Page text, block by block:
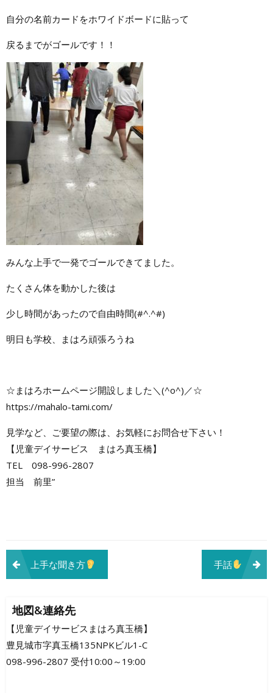
自分の名前カードをホワイドボードに貼って
戻るまでがゴールです！！
みんな上手で一発でゴールできてました。
たくさん体を動かした後は
少し時間があったので自由時間(#^.^#)
明日も学校、まはろ頑張ろうね
☆まはろホームページ開設しました＼(^o^)／☆
https://mahalo-tami.com/
見学など、ご要望の際は、お気軽にお問合せ下さい！
【児童デイサービス まはろ真玉橋】
TEL 098-996-2807
担当 前里”
投
稿
ナ
ビ
ゲ
上手な聞き方 手話
地図&連絡先
【児童デイサービスまはろ真玉橋】
豊見城市字真玉橋135NPKビル1-C
098-996-2807 受付10:00～19:00